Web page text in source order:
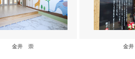
金井 崇 金